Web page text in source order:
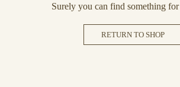
Surely you can find something
RETURN TO SHOP